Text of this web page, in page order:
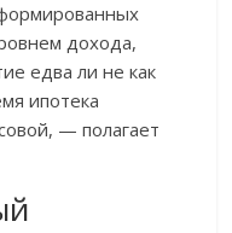
дохода,
едва ли не как
ипотека
— полагает